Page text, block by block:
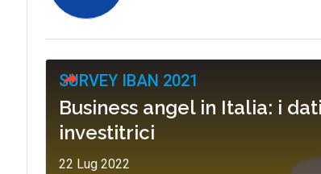
SURVEY IBAN 2021
Business angel in Italia: i
investitrici
22 Lug 2022